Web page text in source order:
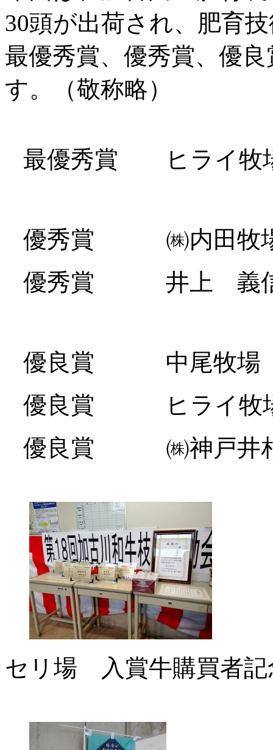
30頭が出荷され、肥育
最優秀賞、優秀賞、優
す。（敬称略）
最優秀賞 ヒライ牧
優秀賞 ㈱内田牧
優秀賞 井上 義
優良賞 中尾牧場
優良賞 ヒライ牧
優良賞 ㈱神戸井
セリ場 入賞牛購買者記